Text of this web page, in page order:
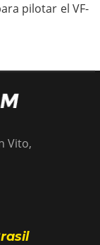
pilotar el VF-
Vito,